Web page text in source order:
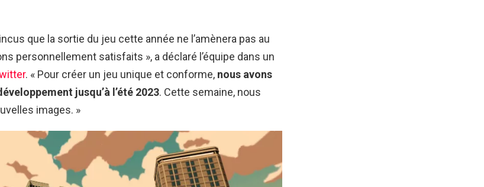
que la sortie du jeu cette année ne l’amènera pas au
personnellement satisfaits », a déclaré l’équipe dans un
. « Pour créer un jeu unique et conforme, nous avons
jusqu’à l’été 2023. Cette semaine, nous
images. »